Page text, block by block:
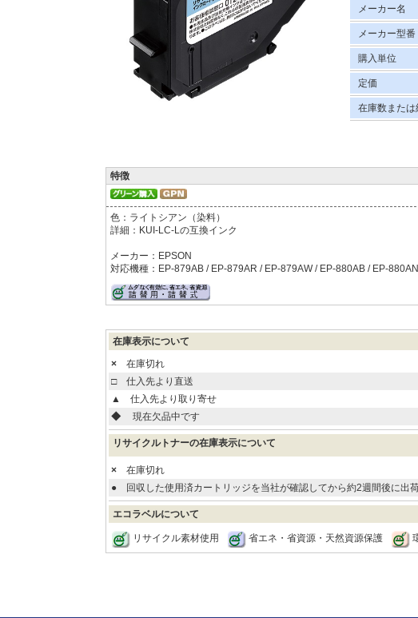
メーカー名
メーカー型番
購入単位
定価
在庫数または
特徴
色：ライトシアン（染料）
詳細：KUI-LC-Lの互換インク
メーカー：EPSON
対応機種：EP-879AB / EP-879AR / EP-879AW / EP-880AB / EP-
在庫表示について
× 在庫切れ
□仕入先より直送
▲
仕入先より取り寄せ
◆
現在欠品中です
リサイクルトナーの在庫表示について
× 在庫切れ
● 回収した使用済カートリッジを当社が確認してから約2週間後に出
エコラベルについて
リサイクル素材使用 省エネ・省資源・天然資源保護